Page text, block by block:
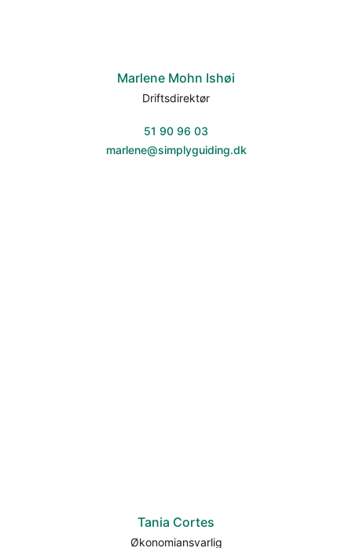
Marlene Mohn Ishøi
Driftsdirektør
51 90 96 03
marlene@simplyguiding.dk
Tania Cortes
Økonomiansvarlig